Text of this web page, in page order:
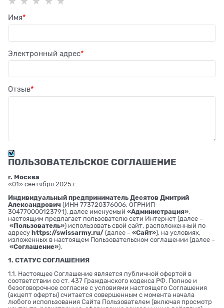
Имя
Электронный адрес
Отзыв
ПОЛЬЗОВАТЕЛЬСКОЕ СОГЛАШЕНИЕ
г. Москва
«01» сентября 2025 г.
Индивидуальный предприниматель Десятов Дмитрий
Александрович (ИНН 773720376006, ОГРНИП
304770000123791), далее именуемый «Администрация»,
настоящим предлагает пользователю сети Интернет (далее –
«Пользователь») использовать свой сайт, расположенный по
адресу https://swissarmy.ru/ (далее – «Сайт»), на условиях,
изложенных в настоящем Пользовательском соглашении (далее –
«Соглашение»).
1. СТАТУС СОГЛАШЕНИЯ
1.1. Настоящее Соглашение является публичной офертой в
соответствии со ст. 437 Гражданского кодекса РФ. Полное и
безоговорочное согласие с условиями настоящего Соглашения
(акцепт оферты) считается совершенным с момента начала
любого использования Сайта Пользователем (включая просмотр